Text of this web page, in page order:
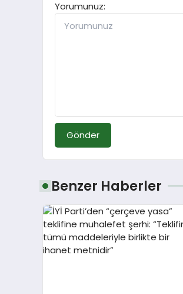
Yorumunuz:
Gönder
Benzer Haberler